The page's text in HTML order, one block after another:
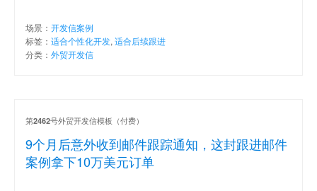
场景： 开发信案例
标签： 适合个性化开发, 适合后续跟进
分类： 外贸开发信
9个月后意外收到邮件跟踪通知，这封跟进邮件
案例拿下10万美元订单
第2462号外贸开发信模板（付费）